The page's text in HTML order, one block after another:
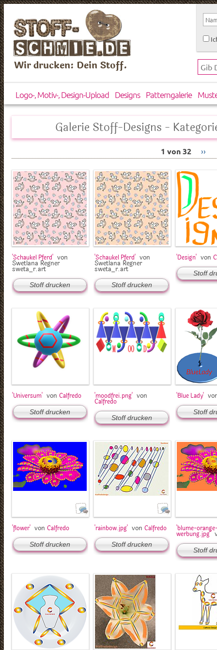
Wir drucken: Dein Stoff.
Logo-, Motiv-, Design-Upload Designs Patterngalerie
Galerie Stoff-Designs -
1 von 32 ››
'Schaukel Pferd' von
Swetlana Regner
sweta_r.art
Stoff drucken
'Schaukel Pferd' von
Swetlana Regner
sweta_r.art
Stoff drucken
'Design' von
Stoff
'Universum' vonCalfredo
Stoff drucken
'moodfrei.png' von
Calfredo
Stoff drucken
'Blue Lady'
Stoff
'flower' vonCalfredo
Stoff drucken
'rainbow.jpg' von Calfredo
Stoff drucken
'blume-
werbung.jpg'
Stoff